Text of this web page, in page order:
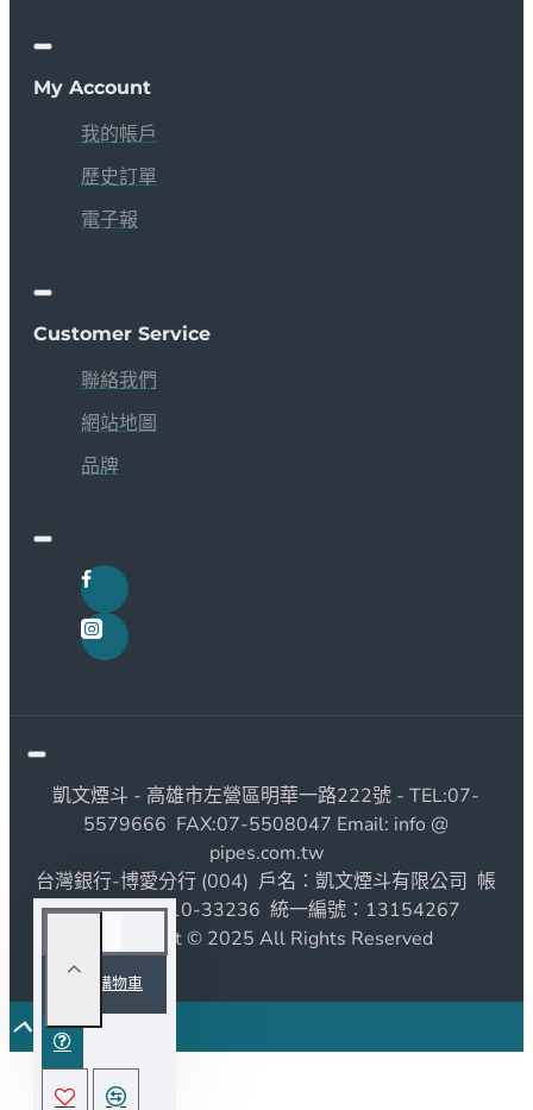
加入購物車
My Account
我的帳戶
歷史訂單
電子報
Customer Service
聯絡我們
網站地圖
品牌
凱文煙斗 - 高雄市左營區明華一路222號 - TEL:07-
5579666 FAX:07-5508047 Email: info @
pipes.com.tw
台灣銀行-博愛分行 (004) 戶名：凱文煙斗有限公司 帳
號：1190010-33236 統一編號：13154267
Copyright © 2025 All Rights Reserved